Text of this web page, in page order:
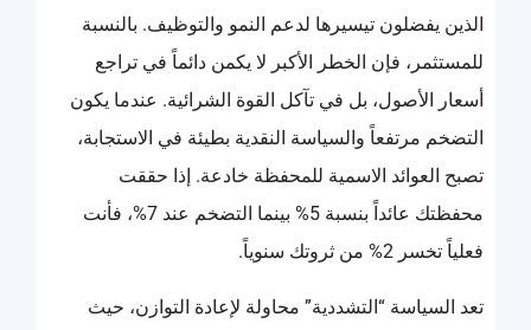
الذين يفضلون تيسيرها لدعم النمو والتوظيف. بالنسبة
للمستثمر، فإن الخطر الأكبر لا يكمن دائماً في تراجع
أسعار الأصول، بل في تآكل القوة الشرائية. عندما يكون
التضخم مرتفعاً والسياسة النقدية بطيئة في الاستجابة،
تصبح العوائد الاسمية للمحفظة خادعة. إذا حققت
محفظتك عائداً بنسبة 5% بينما التضخم عند 7%، فأنت
فعلياً تخسر 2% من ثروتك سنوياً.
تعد السياسة “التشددية” محاولة لإعادة التوازن، حيث